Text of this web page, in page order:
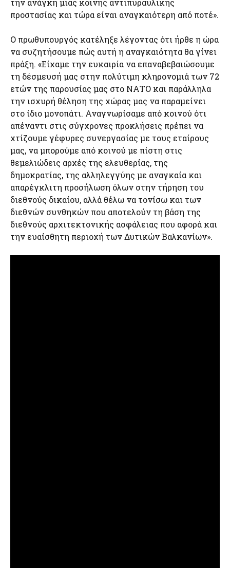
την ανάγκη μιας κοινής αντιπυραυλικής
προστασίας και τώρα είναι αναγκαιότερη από ποτέ».
Ο πρωθυπουργός κατέληξε λέγοντας ότι ήρθε η ώρα
να συζητήσουμε πώς αυτή η αναγκαιότητα θα γίνει
πράξη. «Είχαμε την ευκαιρία να επαναβεβαιώσουμε
τη δέσμευσή μας στην πολύτιμη κληρονομιά των 72
ετών της παρουσίας μας στο ΝΑΤΟ και παράλληλα
την ισχυρή θέληση της χώρας μας να παραμείνει
στο ίδιο μονοπάτι. Αναγνωρίσαμε από κοινού ότι
απέναντι στις σύγχρονες προκλήσεις πρέπει να
χτίζουμε γέφυρες συνεργασίας με τους εταίρους
μας, να μπορούμε από κοινού με πίστη στις
θεμελιώδεις αρχές της ελευθερίας, της
δημοκρατίας, της αλληλεγγύης με αναγκαία και
απαρέγκλιτη προσήλωση όλων στην τήρηση του
διεθνούς δικαίου, αλλά θέλω να τονίσω και των
διεθνών συνθηκών που αποτελούν τη βάση της
διεθνούς αρχιτεκτονικής ασφάλειας που αφορά και
την ευαίσθητη περιοχή των Δυτικών Βαλκανίων».